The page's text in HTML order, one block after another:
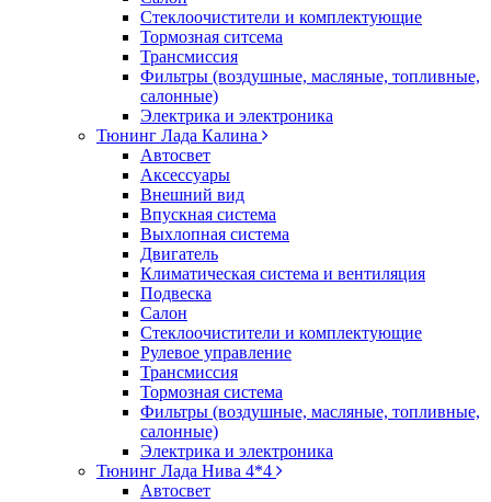
Стеклоочистители и комплектующие
Тормозная ситсема
Трансмиссия
Фильтры (воздушные, масляные, топливные,
салонные)
Электрика и электроника
Тюнинг Лада Калина
Автосвет
Аксессуары
Внешний вид
Впускная система
Выхлопная система
Двигатель
Климатическая система и вентиляция
Подвеска
Салон
Стеклоочистители и комплектующие
Рулевое управление
Трансмиссия
Тормозная система
Фильтры (воздушные, масляные, топливные,
салонные)
Электрика и электроника
Тюнинг Лада Нива 4*4
Автосвет